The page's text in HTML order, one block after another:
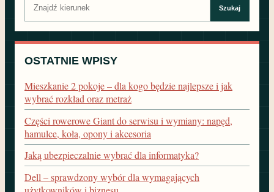
Szukaj
OSTATNIE WPISY
Mieszkanie 2 pokoje – dla kogo będzie najlepsze i jak
wybrać rozkład oraz metraż
Części rowerowe Giant do serwisu i wymiany: napęd,
hamulce, koła, opony i akcesoria
Jaką ubezpieczalnie wybrać dla informatyka?
Dell – sprawdzony wybór dla wymagających